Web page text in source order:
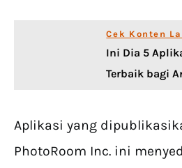
Cek Konten
Ini Dia 5
Terbaik bagi
Aplikasi yang
PhotoRoom Inc. ini